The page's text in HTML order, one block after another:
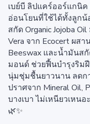
เบย์บี ลิปแคร์ออร์แกนิ
อ่อนโยนที่ใช้ได้ทั้งลูก
สกัด Organic Jojoba
Vera จาก Ecocert ผส
Beeswax และน้ำมันส
มอนด์ ช่วยฟื้นบำรุงริม
นุ่มชุ่มชื้นยาวนาน ลดก
ปราศจาก Mineral Oil,
บางเบา ไม่เหนียวเหน
🌿✨